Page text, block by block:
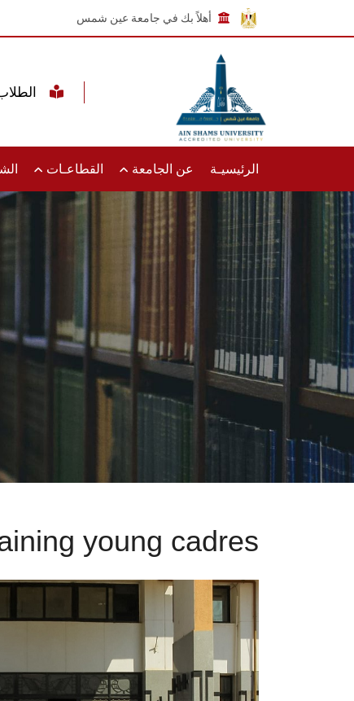
أهلاً بك في جامعة عين شمس
الرئيسيـة عن الجامعة القطاعـات
young cadres